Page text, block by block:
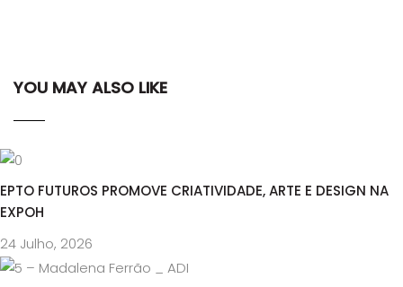
YOU MAY ALSO LIKE
EPTO FUTUROS PROMOVE CRIATIVIDADE, ARTE E DESIGN NA
EXPOH
24 Julho, 2026